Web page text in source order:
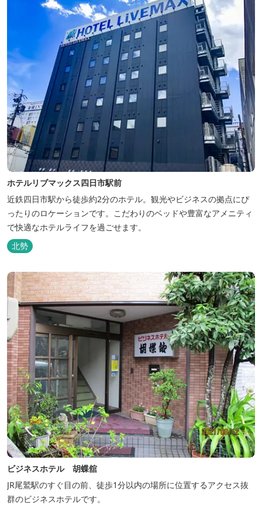
ホテルリブマックス四日市駅前
近鉄四日市駅から徒歩約2分のホテル。観光やビジネスの拠点にぴ
ったりのロケーションです。こだわりのベッドや豊富なアメニティ
で快適なホテルライフを過ごせます。
北勢
ビジネスホテル 胡蝶舘
JR尾鷲駅のすぐ目の前、徒歩1分以内の場所に位置するアクセス抜
群のビジネスホテルです。